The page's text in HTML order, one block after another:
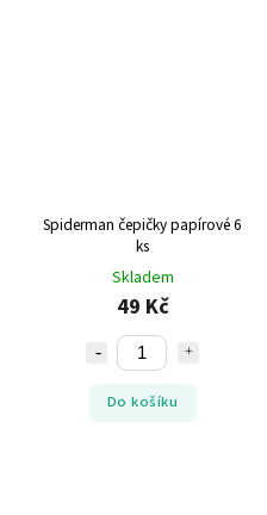
Spiderman čepičky papírové 6
ks
Skladem
49 Kč
Do košíku